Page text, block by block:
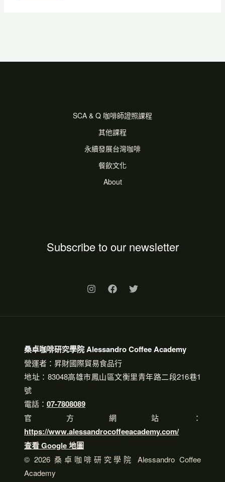
SCA & Q 咖啡師證照課程
其他課程
永續發展台灣咖啡
餐飲文化
About
Subscribe to our newsletter
桑卓咖啡研究學院 Alessandro Coffee Academy
營運者：昇財國際貿易食品行
地址：83048高雄市鳳山區文衡里青年路二段216巷1
號
電話： 07-7808089
官方網站：
https://www.alessandrocoffeeacademy.com/
查看 Google 地圖
© 2026 桑卓咖啡研究學院 Alessandro Coffee
Academy